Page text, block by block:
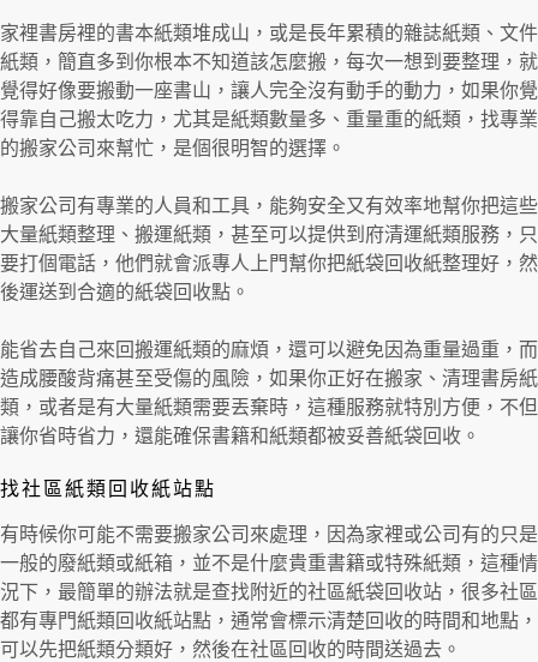
家裡書房裡的書本紙類堆成山，或是長年累積的雜誌紙類、文件
紙類，簡直多到你根本不知道該怎麼搬，每次一想到要整理，就
覺得好像要搬動一座書山，讓人完全沒有動手的動力，如果你覺
得靠自己搬太吃力，尤其是紙類數量多、重量重的紙類，找專業
的搬家公司來幫忙，是個很明智的選擇。
搬家公司有專業的人員和工具，能夠安全又有效率地幫你把這些
大量紙類整理、搬運紙類，甚至可以提供到府清運紙類服務，只
要打個電話，他們就會派專人上門幫你把紙袋回收紙整理好，然
後運送到合適的紙袋回收點。
能省去自己來回搬運紙類的麻煩，還可以避免因為重量過重，而
造成腰酸背痛甚至受傷的風險，如果你正好在搬家、清理書房紙
類，或者是有大量紙類需要丟棄時，這種服務就特別方便，不但
讓你省時省力，還能確保書籍和紙類都被妥善紙袋回收。
找社區紙類回收紙站點
有時候你可能不需要搬家公司來處理，因為家裡或公司有的只是
一般的廢紙類或紙箱，並不是什麼貴重書籍或特殊紙類，這種情
況下，最簡單的辦法就是查找附近的社區紙袋回收站，很多社區
都有專門紙類回收紙站點，通常會標示清楚回收的時間和地點，
可以先把紙類分類好，然後在社區回收的時間送過去。